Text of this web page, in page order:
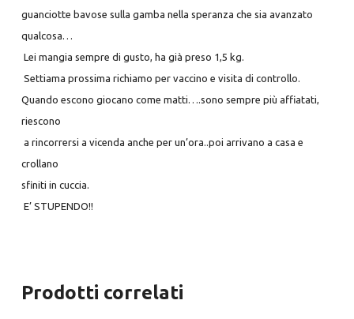
guanciotte bavose sulla gamba nella speranza che sia avanzato
qualcosa…
Lei mangia sempre di gusto, ha già preso 1,5 kg.
Settiama prossima richiamo per vaccino e visita di controllo.
Quando escono giocano come matti….sono sempre più affiatati,
riescono
a rincorrersi a vicenda anche per un’ora..poi arrivano a casa e
crollano
sfiniti in cuccia.
E’ STUPENDO!!
Prodotti correlati